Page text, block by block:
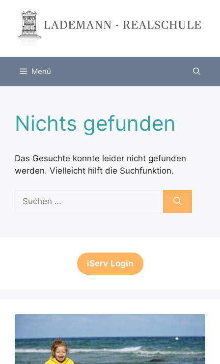
springen
Menü
Nichts gefunden
Das Gesuchte konnte leider nicht gefunden
werden. Vielleicht hilft die Suchfunktion.
nach:
iServ Login